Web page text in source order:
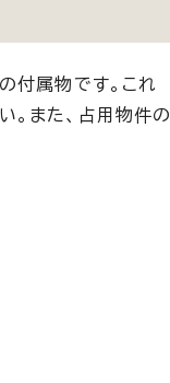
付属物です。これ
。また、占用物件の